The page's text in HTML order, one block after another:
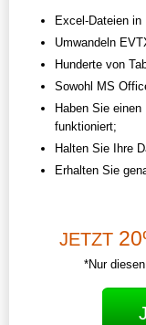
Excel-Dateien
Umwandeln
Hunderte von
Sowohl MS
Haben Sie
funktioniert;
Halten Sie Ihre
Erhalten Sie
JETZT
*Nur